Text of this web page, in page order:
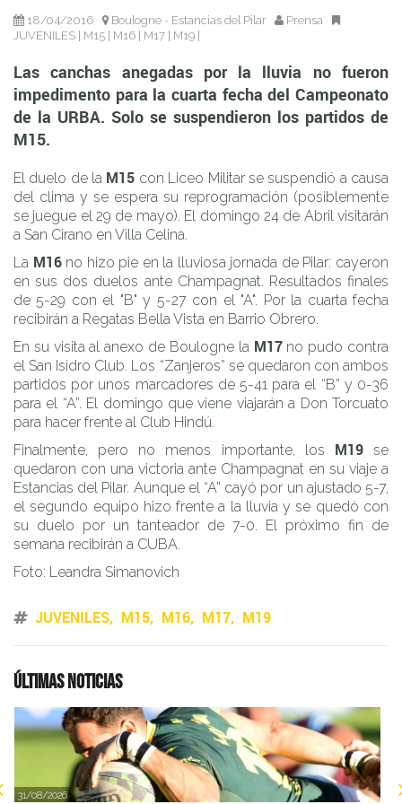
18/04/2016 Boulogne - Estancias del Pilar
Prensa
JUVENILES
M15 M16 M17 M19
Las canchas anegadas por la lluvia no fueron
impedimento para la cuarta fecha del Campeonato
de la URBA. Solo se suspendieron los partidos de
M15.
El duelo de la M15 con Liceo Militar se suspendió a causa
del clima y se espera su reprogramación (posiblemente
se juegue el 29 de mayo). El domingo 24 de Abril visitarán
a San Cirano en Villa Celina.
La M16no hizo pie en la lluviosa jornada de Pilar: cayeron
en sus dos duelos ante Champagnat. Resultados finales
de 5-29 con el "B" y 5-27 con el "A". Por la cuarta fecha
recibirán a Regatas Bella Vista en Barrio Obrero.
En su visita al anexo de Boulogne la M17no pudo contra
el San Isidro Club. Los “Zanjeros” se quedaron con ambos
partidos por unos marcadores de 5-41 para el “B” y 0-36
para el “A”. El domingo que viene viajarán a Don Torcuato
para hacer frente al Club Hindú.
Finalmente, pero no menos importante, los M19se
quedaron con una victoria ante Champagnat en su viaje a
Estancias del Pilar. Aunque el “A” cayó por un ajustado 5-7,
el segundo equipo hizo frente a la lluvia y se quedó con
su duelo por un tanteador de 7-0. El próximo fin de
semana recibirán a CUBA.
Foto: Leandra Simanovich
JUVENILES M15 M16 M17 M19
Últimas noticias
31/08/2026